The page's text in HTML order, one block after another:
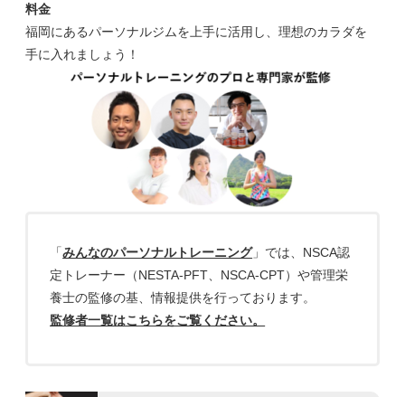
料金
福岡にあるパーソナルジムを上手に活用し、理想のカラダを
手に入れましょう！
「みんなのパーソナルトレーニング」では、NSCA認
定トレーナー（NESTA-PFT、NSCA-CPT）や管理栄
養士の監修の基、情報提供を行っております。
監修者一覧はこちらをご覧ください。